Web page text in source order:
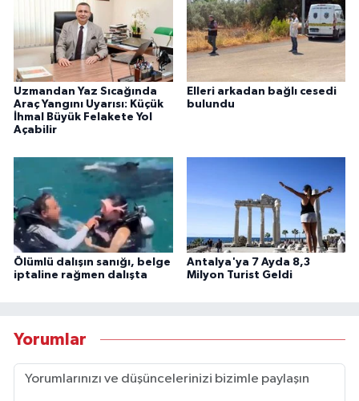
Uzmandan Yaz Sıcağında
Araç Yangını Uyarısı: Küçük
İhmal Büyük Felakete Yol
Açabilir
Elleri arkadan bağlı cesedi
bulundu
Ölümlü dalışın sanığı, belge
iptaline rağmen dalışta
Antalya'ya 7 Ayda 8,3
Milyon Turist Geldi
Yorumlar